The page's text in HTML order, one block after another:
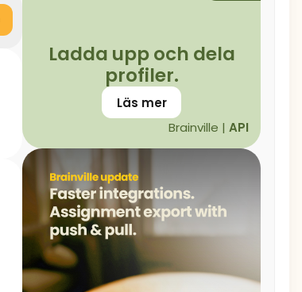
Ladda upp och dela
profiler.
Läs mer
Brainville | API